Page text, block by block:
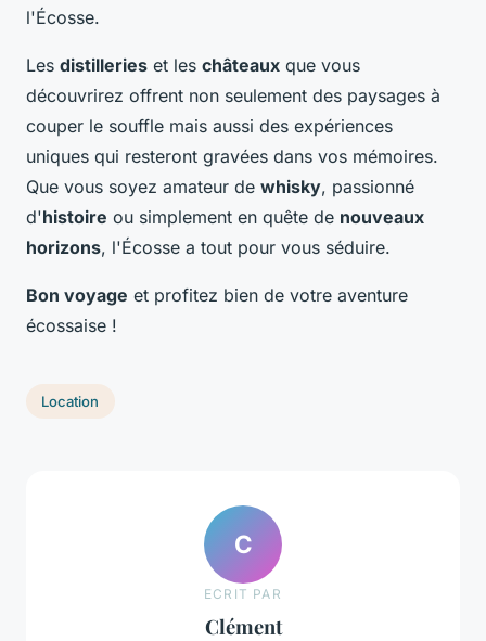
l'Écosse.
Les distilleries et les châteaux que vous
découvrirez offrent non seulement des paysages à
couper le souffle mais aussi des expériences
uniques qui resteront gravées dans vos mémoires.
Que vous soyez amateur de whisky, passionné
d'histoire ou simplement en quête de nouveaux
horizons, l'Écosse a tout pour vous séduire.
Bon voyage et profitez bien de votre aventure
écossaise !
Location
C
ECRIT PAR
Clément